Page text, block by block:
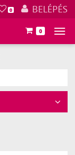
0 BELÉPÉS
0